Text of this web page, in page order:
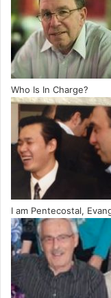
Who Is In Charge?
I am Pentecostal,